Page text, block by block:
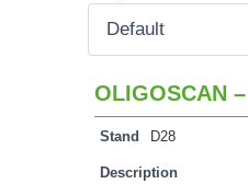
OLIGOSCAN
Stand D28
Description